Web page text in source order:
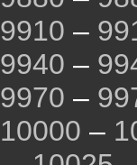
9910 –
9940 –
9970 –
10000 –